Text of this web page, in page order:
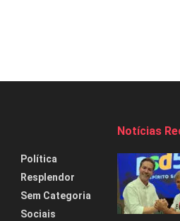
Política
Resplendor
Sem Categoria
Sociais
Notícias